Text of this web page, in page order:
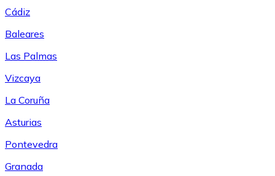
Cádiz
Baleares
Las Palmas
Vizcaya
La Coruña
Asturias
Pontevedra
Granada